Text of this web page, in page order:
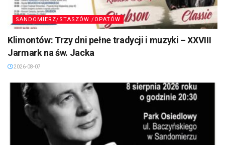
SANDOMIERZ/STASZÓW /OPATÓW
Klimontów: Trzy dni pełne tradycji i muzyki – XXVIII
Jarmark na św. Jacka
2026-08-07